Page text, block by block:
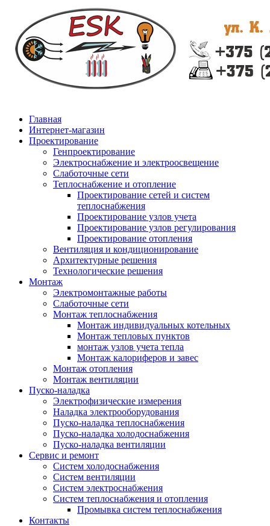
Главная
Интернет-магазин
Проектирование
Генпроектирование
Электроснабжение и электроосвещение
Слаботочные сети
Теплоснабжение и отопление
Проектирование сетей и систем
теплоснабжения
Проектирование узлов учета
Проектирование узлов регулирования
Проектирование отопления
Вентиляция и кондиционирование
Архитектурные решения
Технологические решения
Монтаж
Электромонтажные работы
Слаботочные сети
Монтаж теплоснабжения
Монтаж индивидуальных котельных
Монтаж тепловых пунктов
монтаж узлов учета тепла
Монтаж калориферов и завес
Монтаж отопления
Монтаж вентиляции
Пуско-наладка
Электрофизические измерения
Наладка электрооборудования
Пуско-наладка теплоснабжения
Пуско-наладка холодоснабжения
Пуско-наладка вентиляции
Сервис и ремонт
Систем холодоснабжения
Систем вентиляции
Систем электроснабжения
Систем теплоснабжения и отопления
Промывка систем теплоснабжения
Контакты